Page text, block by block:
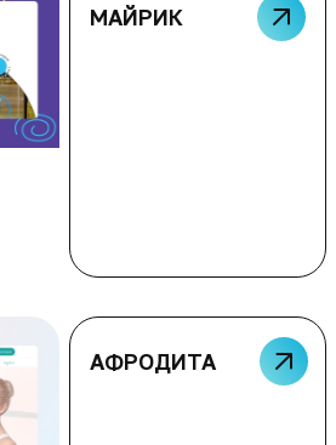
МАЙРИК
АФРОДИТА